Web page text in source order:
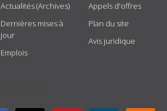
Actualités (Archives)
Dernières mises à
jour
Emplois
Appels d'offres
Plan du site
Avis juridique